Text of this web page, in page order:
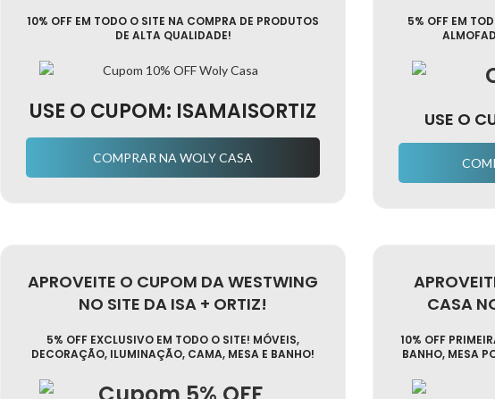
10% OFF EM TODO O SITE NA COMPRA DE PRODUTOS
DE ALTA QUALIDADE!
USE O CUPOM: ISAMAISORTIZ
COMPRAR NA WOLY CASA
5% OFF EM
USE O
APROVEITE O CUPOM DA WESTWING
NO SITE DA ISA + ORTIZ!
5% OFF EXCLUSIVO EM TODO O SITE! MÓVEIS,
DECORAÇÃO, ILUMINAÇÃO, CAMA, MESA E BANHO!
CASA
10% OFF
BANHO, MESA